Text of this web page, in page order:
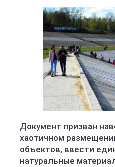
Документ призван
хаотичном
объектов, ввести
натуральные